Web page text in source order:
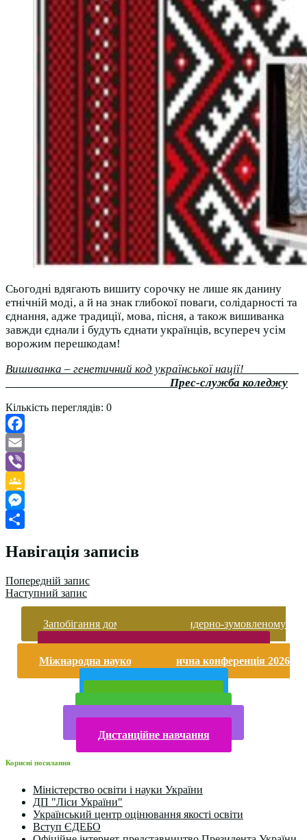
Сьогодні вдягають вишиту сорочку не лише як данину
етнічній моді, а й на знак глибокої поваги, солідарності та
єднання, адже традиції, мова, пісня, а також вишиванка
завжди єднали і будуть єднати українців, всупереч усім
ворожим перешкодам!
Вишиванка – генетичний код української нації!
Прес-служба коледжу
Кількість переглядів: 0
Facebook
Email
Viber
Google
Classroom
Messenger
Навігація записів
Попередній запис
Наступний запис
Запобігання домашньому та гендерно-зумовленому
Міжнародна науково-практична конференція 2026
Дистанційне навчання
Корисні посилання
Міністерство освіти і науки України
ДП "Ліси України"
Український центр оцінювання якості освіти
Вступ ЄДЕБО